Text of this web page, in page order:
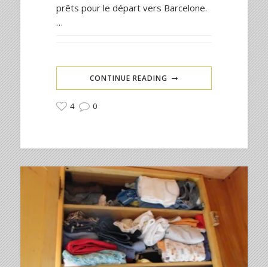
prêts pour le départ vers Barcelone.
…
CONTINUE READING
4 0